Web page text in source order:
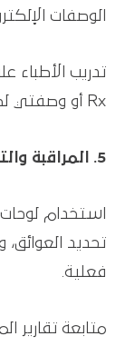
الوصفات
Rx أو وصفتي لضمان سهولة انسيابية سير العمل.
5. المراقبة والتحسين
استخدام لوحات
تحديد
فعلية.
متابعة تقارير